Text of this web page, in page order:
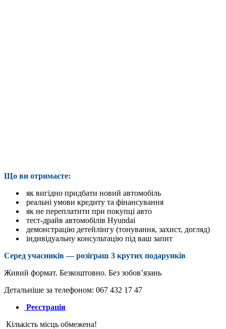
Що ви отримаєте:
як вигідно придбати новий автомобіль
реальні умови кредиту та фінансування
як не переплатити при покупці авто
тест-драйв автомобілів Hyundai
демонстрацію детейлінгу (тонування, захист, догляд)
індивідуальну консультацію під ваш запит
Серед учасників — розіграш 3 крутих подарунків
Живий формат. Безкоштовно. Без зобов’язань
Детальніше за телефоном: 067 432 17 47
Реєстрація
Кількість місць обмежена!